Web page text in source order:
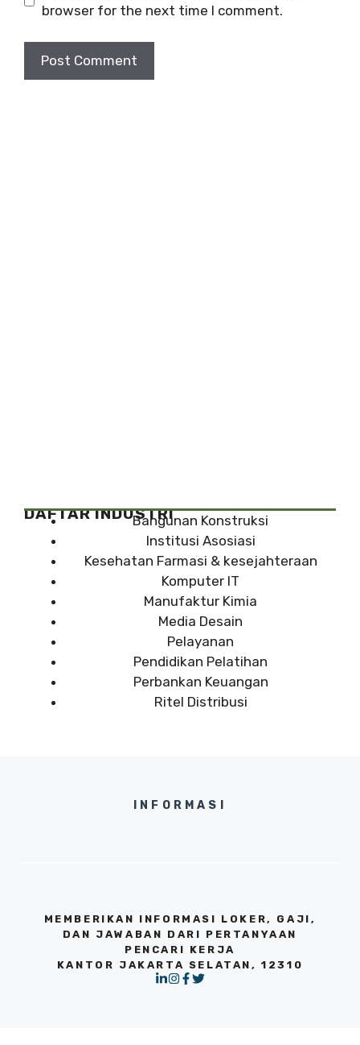
browser for the next time I comment.
DAFTAR INDUSTRIBangunan Konstruksi
Institusi Asosiasi
Kesehatan Farmasi & kesejahteraan
Komputer IT
Manufaktur Kimia
Media Desain
Pelayanan
Pendidikan Pelatihan
Perbankan Keuangan
Ritel Distribusi
INFORMASI
MEMBERIKAN INFORMASI LOKER, GAJI,
DAN JAWABAN DARI PERTANYAAN
PENCARI KERJA
KANTOR JAKARTA SELATAN, 12310